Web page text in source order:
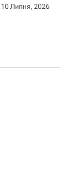
10 Липня, 2026